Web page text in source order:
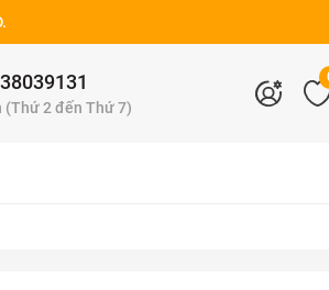
(Thứ 2 đến Thứ 7)